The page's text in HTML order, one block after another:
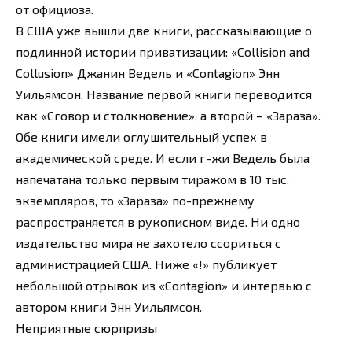
от официоза.
В США уже вышли две книги, рассказывающие о
подлинной истории приватизации: «Collision and
Collusion» Джанин Ведель и «Contagion» Энн
Уильямсон. Название первой книги переводится
как «Сговор и столкновение», а второй – «Зараза».
Обе книги имели оглушительный успех в
академической среде. И если г-жи Ведель была
напечатана только первым тиражом в 10 тыс.
экземпляров, то «Зараза» по-прежнему
распространяется в рукописном виде. Ни одно
издательство мира не захотело ссориться с
администрацией США. Ниже «!» публикует
небольшой отрывок из «Contagion» и интервью с
автором книги Энн Уильямсон.
Неприятные сюрпризы